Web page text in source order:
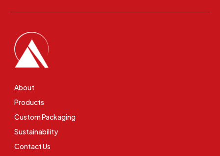
About
Products
Custom Packaging
Sustainability
Contact Us